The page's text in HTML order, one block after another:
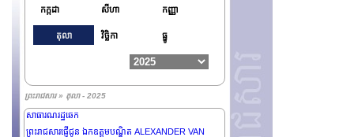
កក្កដា សីហា កញ្ញា
តុលា វិច្ឆិកា ធ្នូ
ព្រះរាជសារ » តុលា - 2025
ព្រះរាជសារផ្ញើជូន ឯកឧត្តម JOSÉ RAÚL MULINO
QUINTERO ប្រធានាធិបតីនៃសាធារណរដ្ឋប៉ាណាម៉ា
ព្រះរាជសារផ្ញើជូន ឯកឧត្តម ABDELMADJID TEBBOUNE
ប្រធានាធិបតីនៃសាធារណរដ្ឋប្រជាធិបតេយ្យប្រជាមានិតអាល់ហ៊្សេរី
ប្រធានាធិបតីនៃសាធារណរដ្ឋតួគី
ព្រះរាជសារផ្ញើជូន ឯកឧត្តម PETR PAVEL ប្រធានាធិបតីនៃ
សាធារណរដ្ឋឆេក
ព្រះរាជសារផ្ញើជូន ឯកឧត្តមបណ្ឌិត ALEXANDER VAN